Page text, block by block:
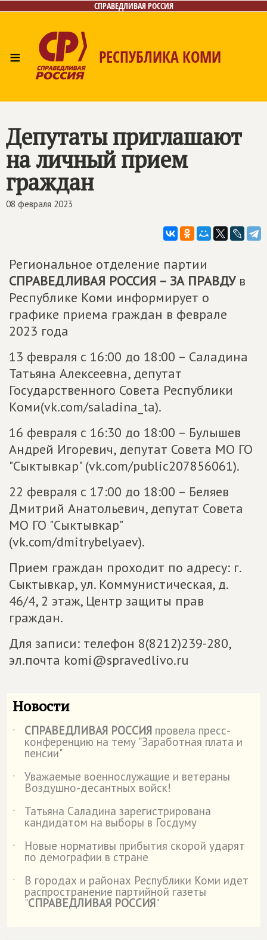
СПРАВЕДЛИВАЯ РОССИЯ
≡ РЕСПУБЛИКА КОМИ
Депутаты приглашают
на личный прием
граждан
08 февраля 2023
Региональное отделение партии
СПРАВЕДЛИВАЯ РОССИЯ – ЗА ПРАВДУв
Республике Коми информирует о
графике приема граждан в феврале
2023 года
13 февраля с 16:00 до 18:00 – Саладина
Татьяна Алексеевна, депутат
Государственного Совета Республики
Коми(vk.com/saladina_ta).
16 февраля с 16:30 до 18:00 – Булышев
Андрей Игоревич, депутат Совета МО ГО
"Сыктывкар" (vk.com/public207856061).
22 февраля с 17:00 до 18:00 – Беляев
Дмитрий Анатольевич, депутат Совета
МО ГО "Сыктывкар"
(vk.com/dmitrybelyaev).
Прием граждан проходит по адресу: г.
Сыктывкар, ул. Коммунистическая, д.
46/4, 2 этаж, Центр защиты прав
граждан.
Для записи: телефон 8(8212)239-280,
эл.почта komi@spravedlivo.ru
Новости
˙ СПРАВЕДЛИВАЯ РОССИЯ провела пресс-
конференцию на тему "Заработная плата и
пенсии"
˙
Уважаемые военнослужащие и ветераны
Воздушно-десантных войск!
˙
Татьяна Саладина зарегистрирована
кандидатом на выборы в Госдуму
˙
Новые нормативы прибытия скорой ударят
по демографии в стране
˙
В городах и районах Республики Коми идет
распространение партийной газеты
"СПРАВЕДЛИВАЯ РОССИЯ"